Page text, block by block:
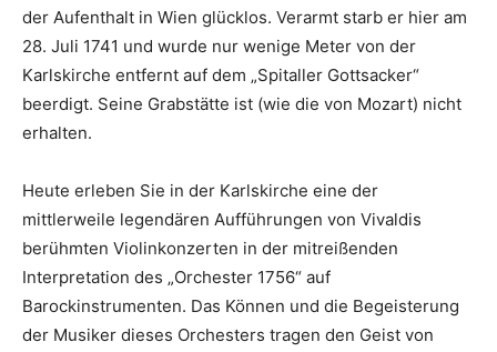
der Aufenthalt in Wien glücklos. Verarmt starb er hier am
28. Juli 1741 und wurde nur wenige Meter von der
Karlskirche entfernt auf dem „Spitaller Gottsacker“
beerdigt. Seine Grabstätte ist (wie die von Mozart) nicht
erhalten.
Heute erleben Sie in der Karlskirche eine der
mittlerweile legendären Aufführungen von Vivaldis
berühmten Violinkonzerten in der mitreißenden
Interpretation des „Orchester 1756“ auf
Barockinstrumenten. Das Können und die Begeisterung
der Musiker dieses Orchesters tragen den Geist von